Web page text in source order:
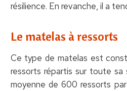
résilience. En revanche, il a
Le matelas à ressorts
Ce type de matelas est
ressorts répartis sur toute sa
moyenne de 600 ressorts